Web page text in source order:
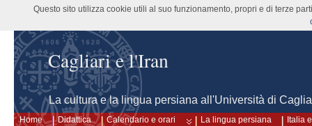
Cagliari e l'Iran
La cultura e la lingua persiana all'Università di
Home Didattica Calendario e orari La lingua persiana Italia
Questo sito utilizza cookie utili al suo funzionamento, propri e di terze